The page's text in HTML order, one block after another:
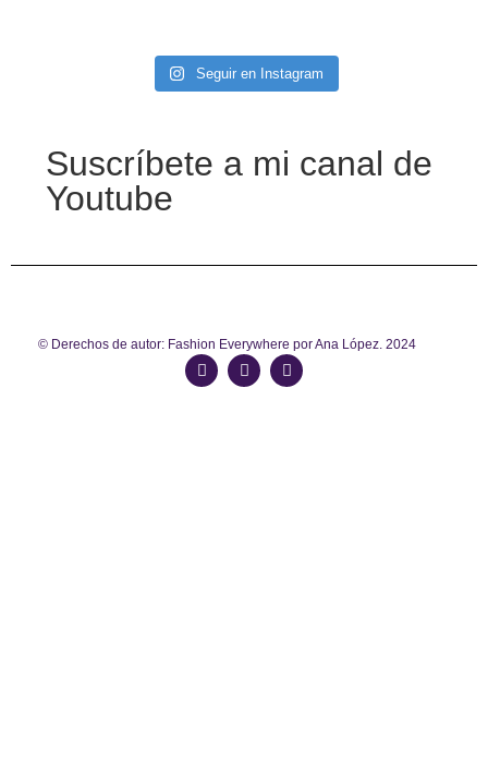
Seguir en Instagram
Suscríbete a mi canal de
Youtube
© Derechos de autor: Fashion Everywhere por Ana López. 2024